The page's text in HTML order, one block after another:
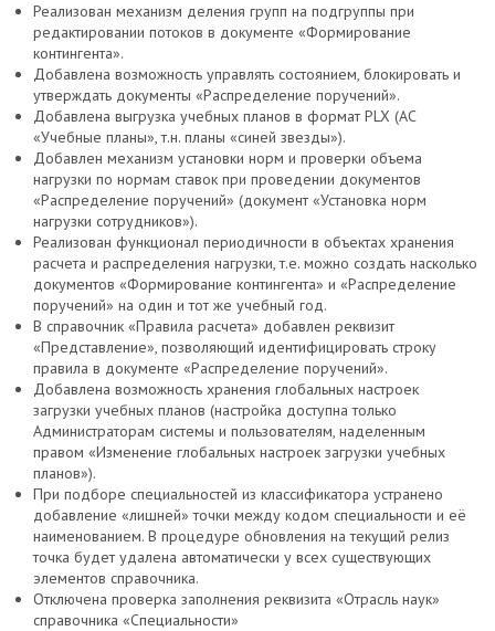
Реализован механизм деления групп на подгруппы при
редактировании потоков в документе «Формирование
контингента».
Добавлена возможность управлять состоянием, блокировать и
утверждать документы «Распределение поручений».
Добавлена выгрузка учебных планов в формат PLX (АС
«Учебные планы», т.н. планы «синей звезды»).
Добавлен механизм установки норм и проверки объема
нагрузки по нормам ставок при проведении документов
«Распределение поручений» (документ «Установка норм
нагрузки сотрудников»).
Реализован функционал периодичности в объектах хранения
расчета и распределения нагрузки, т.е. можно создать насколько
документов «Формирование контингента» и «Распределение
поручений» на один и тот же учебный год.
В справочник «Правила расчета» добавлен реквизит
«Представление», позволяющий идентифицировать строку
правила в документе «Распределение поручений».
Добавлена возможность хранения глобальных настроек
загрузки учебных планов (настройка доступна только
Администраторам системы и пользователям, наделенным
правом «Изменение глобальных настроек загрузки учебных
планов»).
При подборе специальностей из классификатора устранено
добавление «лишней» точки между кодом специальности и её
наименованием. В процедуре обновления на текущий релиз
точка будет удалена автоматически у всех существующих
элементов справочника.
Отключена проверка заполнения реквизита «Отрасль наук»
справочника «Специальности»